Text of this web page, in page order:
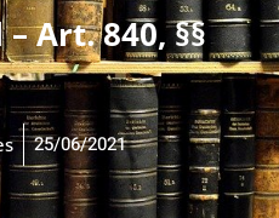
Art. 840, §§
25/06/2021